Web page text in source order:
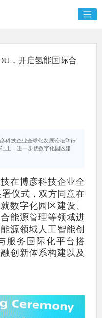
，开启氢能国际合
科技企业全球化发展论坛举行
上，进一步就数字化园区建
在博彦科技企业全
仪式，双方同意在
数字化园区建设、
能源管理等领域进
源领域人工智能创
服务国际化平台搭
创新体系构建以及